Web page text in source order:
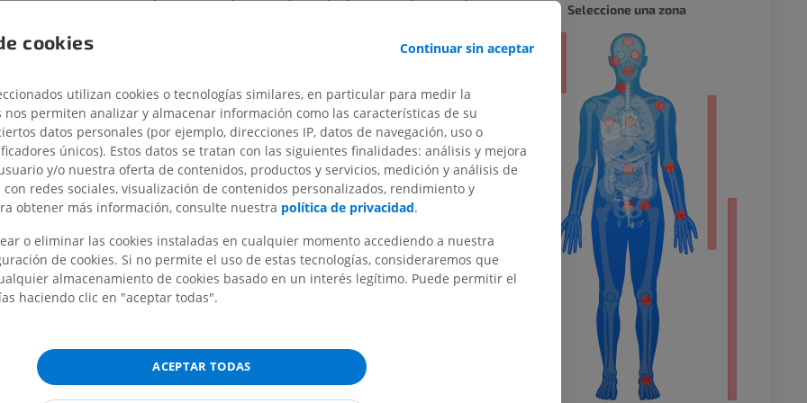
inervado por ramas de nervios somáticos motores que
específicas que también aseguran el retorno venoso.
¿Esta definición es incorrecta o está incompleta?
SUGERIR UNA MODIFICACIÓN
Referencias
Terminologia Anatomica. 2ª ed. Federative International Programme for
Anatomical Terminology (FIPAT); 2019.
Gray H, Drake RL. Gray. Anatomía para estudiantes. 4ª ed. Barcelona:
Elsevier; 2020.
IRM del miembro superior
PREMIUM
IRM del hombro
IRM
PREMIUM
IRM
PREMIUM
IRM del codo
IRM de la mano
Miembro inferior
PREMIUM
Radiografías del miembro
inferior
Radiografía
GRATIS
IRM del miembro inferior
IRM
PREMIUM
PREMIUM
Seleccione una zona
cookies Continuar sin aceptar
utilizan cookies o tecnologías similares, en particular para medir la
nos permiten analizar y almacenar información como las características de su
datos personales (por ejemplo, direcciones IP, datos de navegación, uso o
únicos). Estos datos se tratan con las siguientes finalidades: análisis y mejora
y/o nuestra oferta de contenidos, productos y servicios, medición y análisis de
redes sociales, visualización de contenidos personalizados, rendimiento y
obtener más información, consulte nuestra política de privacidad.
o eliminar las cookies instaladas en cualquier momento accediendo a nuestra
de cookies. Si no permite el uso de estas tecnologías, consideraremos que
almacenamiento de cookies basado en un interés legítimo. Puede permitir el
haciendo clic en "aceptar todas".
ACEPTAR TODAS